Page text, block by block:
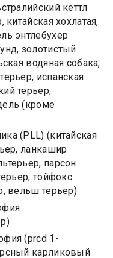
кеттл
хохлатая,
энтлебухер
золотистый
водяная собака,
испанская
терьер,
(кроме
(PLL) (китайская
ланкашир
парсон
тойфокс
вельш терьер)
(prcd 1-
карликовый